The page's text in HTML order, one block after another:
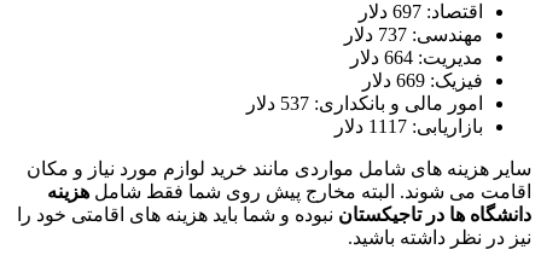
اقتصاد: 697 دلار
مهندسی: 737 دلار
مدیریت: 664 دلار
فیزیک: 669 دلار
امور مالی و بانکداری: 537 دلار
بازاریابی: 1117 دلار
سایر هزینه های شامل مواردی مانند خرید لوازم مورد نیاز و مکان
اقامت می شوند. البته مخارج پیش روی شما فقط شامل هزینه
دانشگاه ها در تاجیکستان نبوده و شما باید هزینه های اقامتی خود را
نیز در نظر داشته باشید.